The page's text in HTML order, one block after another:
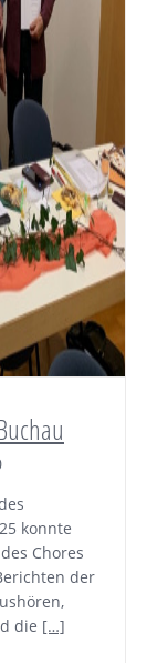
konnte
Chores
der
die […]